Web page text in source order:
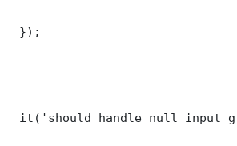
});
it('should handle null input